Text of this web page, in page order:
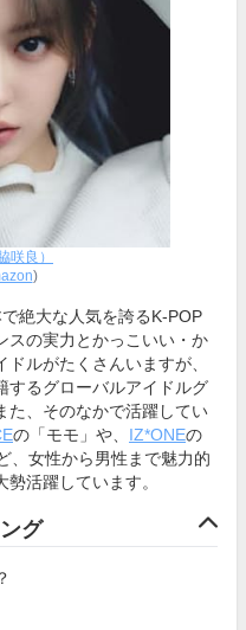
咲良）
)
絶大な人気を誇るK-POP
スの実力とかっこいい・か
ルがたくさんいますが、
するグローバルアイドルグ
た、そのなかで活躍してい
の「モモ」や、 IZ*ONEの
、女性から男性まで魅力的
活躍しています。
グ